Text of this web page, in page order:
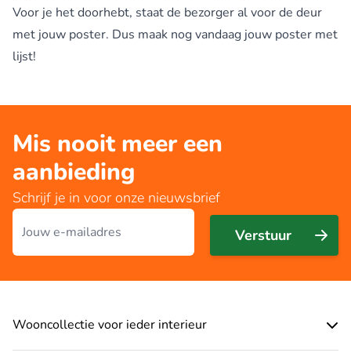
Voor je het doorhebt, staat de bezorger al voor de deur
met jouw poster. Dus maak nog vandaag jouw poster met
lijst!
Mis nooit meer een
aanbieding
Schrijf je in voor onze nieuwsbrief
E-mailadres
Verstuur
Wooncollectie voor ieder interieur